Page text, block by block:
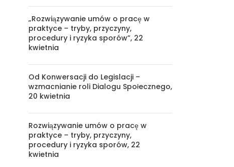
„Rozwiązywanie umów o pracę w
praktyce – tryby, przyczyny,
procedury i ryzyka sporów”, 22
kwietnia
Od Konwersacji do Legislacji –
wzmacnianie roli Dialogu Społecznego,
20 kwietnia
Rozwiązywanie umów o pracę w
praktyce – tryby, przyczyny,
procedury i ryzyka sporów, 22
kwietnia